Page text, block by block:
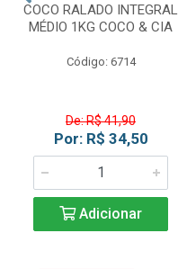
COCO RALADO INTEGRAL
MÉDIO 1KG COCO & CIA
Código: 6714
De: R$ 41,90
Por: R$ 34,50
Adicionar